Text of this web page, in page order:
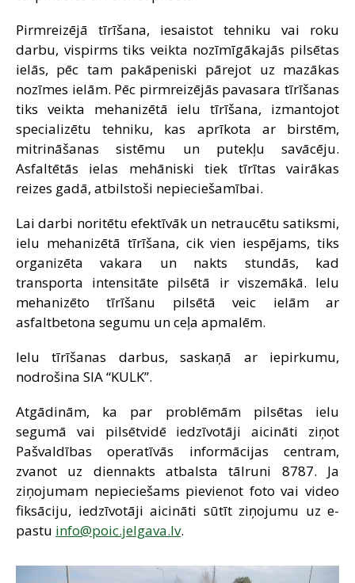
Pirmreizējā tīrīšana, iesaistot tehniku vai roku
darbu, vispirms tiks veikta nozīmīgākajās pilsētas
ielās, pēc tam pakāpeniski pārejot uz mazākas
nozīmes ielām. Pēc pirmreizējās pavasara tīrīšanas
tiks veikta mehanizētā ielu tīrīšana, izmantojot
specializētu tehniku, kas aprīkota ar birstēm,
mitrināšanas sistēmu un putekļu savācēju.
Asfaltētās ielas mehāniski tiek tīrītas vairākas
reizes gadā, atbilstoši nepieciešamībai.
Lai darbi noritētu efektīvāk un netraucētu satiksmi,
ielu mehanizētā tīrīšana, cik vien iespējams, tiks
organizēta vakara un nakts stundās, kad
transporta intensitāte pilsētā ir viszemākā. Ielu
mehanizēto tīrīšanu pilsētā veic ielām ar
asfaltbetona segumu un ceļa apmalēm.
Ielu tīrīšanas darbus, saskaņā ar iepirkumu,
nodrošina SIA “KULK”.
Atgādinām, ka par problēmām pilsētas ielu
segumā vai pilsētvidē iedzīvotāji aicināti ziņot
Pašvaldības operatīvās informācijas centram,
zvanot uz diennakts atbalsta tālruni 8787. Ja
ziņojumam nepieciešams pievienot foto vai video
fiksāciju, iedzīvotāji aicināti sūtīt ziņojumu uz e-
pastu info@poic.jelgava.lv.